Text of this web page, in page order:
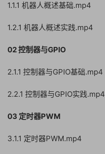
1.1.1 机器人概述基础.mp4
1.2.1 机器人概述实践.mp4
02 控制器与GPIO
2.1.1 控制器与GPIO基础.mp4
2.2.1 控制器与GPIO实践.mp4
03 定时器PWM
3.1.1 定时器PWM.mp4